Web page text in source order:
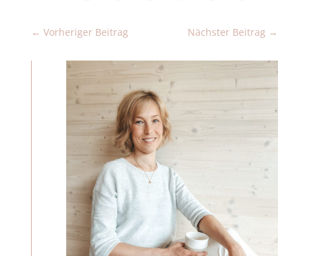
← Vorheriger Beitrag Nächster Beitrag →